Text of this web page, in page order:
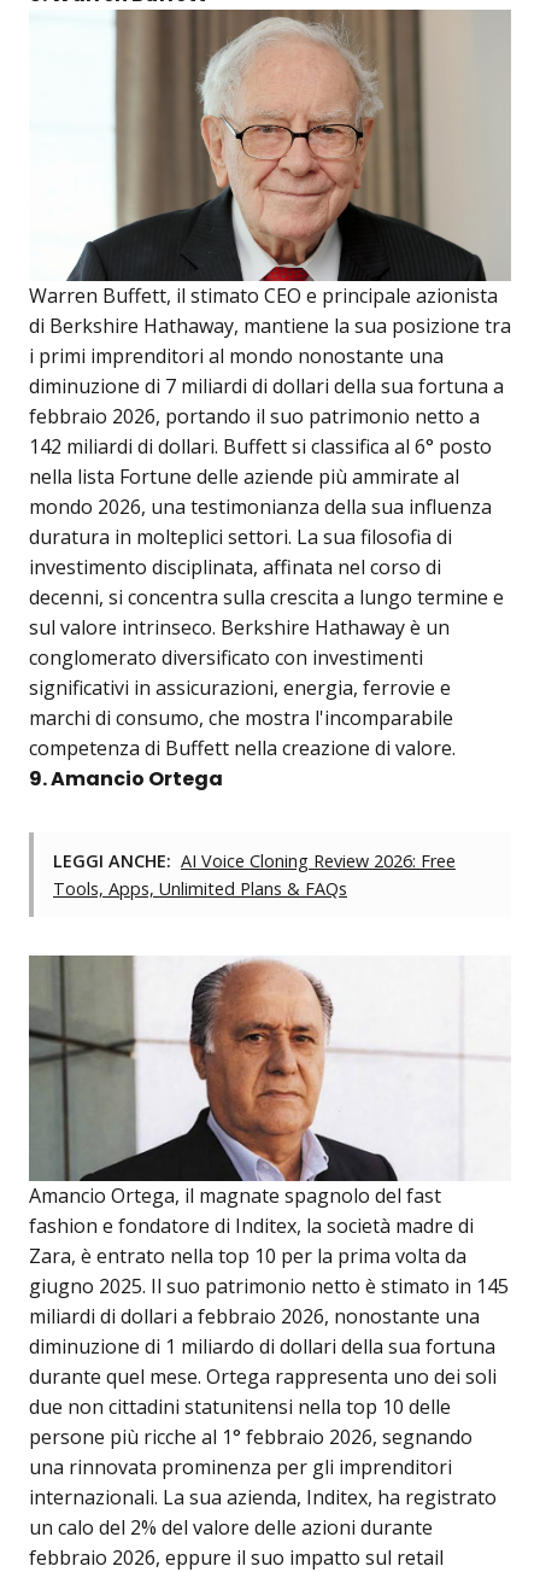
Warren Buffett, il stimato CEO e principale azionista
di Berkshire Hathaway, mantiene la sua posizione tra
i primi imprenditori al mondo nonostante una
diminuzione di 7 miliardi di dollari della sua fortuna a
febbraio 2026, portando il suo patrimonio netto a
142 miliardi di dollari. Buffett si classifica al 6° posto
nella lista Fortune delle aziende più ammirate al
mondo 2026, una testimonianza della sua influenza
duratura in molteplici settori. La sua filosofia di
investimento disciplinata, affinata nel corso di
decenni, si concentra sulla crescita a lungo termine e
sul valore intrinseco. Berkshire Hathaway è un
conglomerato diversificato con investimenti
significativi in assicurazioni, energia, ferrovie e
marchi di consumo, che mostra l'incomparabile
competenza di Buffett nella creazione di valore.
9. Amancio Ortega
LEGGI ANCHE: AI Voice Cloning Review 2026: Free
Tools, Apps, Unlimited Plans & FAQs
Amancio Ortega, il magnate spagnolo del fast
fashion e fondatore di Inditex, la società madre di
Zara, è entrato nella top 10 per la prima volta da
giugno 2025. Il suo patrimonio netto è stimato in 145
miliardi di dollari a febbraio 2026, nonostante una
diminuzione di 1 miliardo di dollari della sua fortuna
durante quel mese. Ortega rappresenta uno dei soli
due non cittadini statunitensi nella top 10 delle
persone più ricche al 1° febbraio 2026, segnando
una rinnovata prominenza per gli imprenditori
internazionali. La sua azienda, Inditex, ha registrato
un calo del 2% del valore delle azioni durante
febbraio 2026, eppure il suo impatto sul retail